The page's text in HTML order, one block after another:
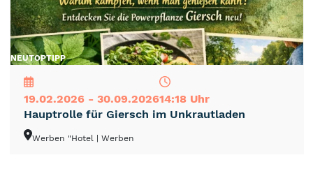
NEUTOPTIPP
19.02.2026 - 30.09.202614:18 Uhr
Hauptrolle für Giersch im Unkrautladen
Werben "Hotel | Werben